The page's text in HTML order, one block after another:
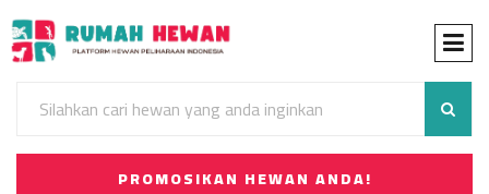
PROMOSIKAN HEWAN ANDA!